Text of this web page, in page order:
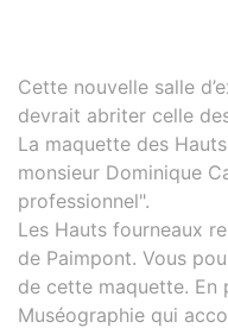
Cette nouvelle salle
devrait abriter celle
La maquette des
monsieur Dominique
professionnel".
Les Hauts fourneaux
de Paimpont. Vous
de cette maquette. En
Muséographie qui